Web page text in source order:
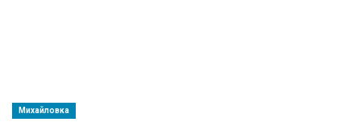
Михайловка